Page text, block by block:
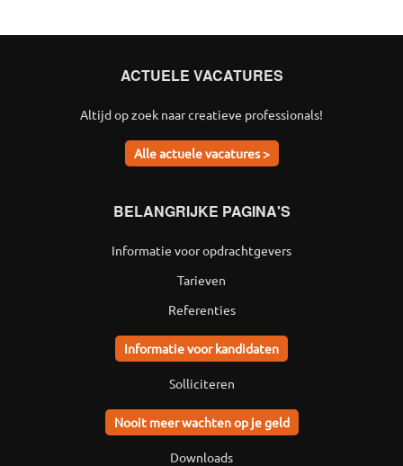
ACTUELE VACATURES
Altijd op zoek naar creatieve professionals!
Alle actuele vacatures >
BELANGRIJKE PAGINA'S
Informatie voor opdrachtgevers
Tarieven
Referenties
Informatie voor kandidaten
Solliciteren
Nooit meer wachten op je geld
Downloads